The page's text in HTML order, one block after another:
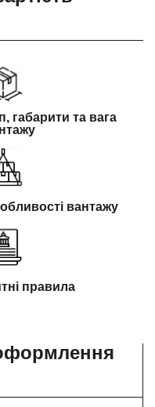
габарити та вага
вантажу
правила